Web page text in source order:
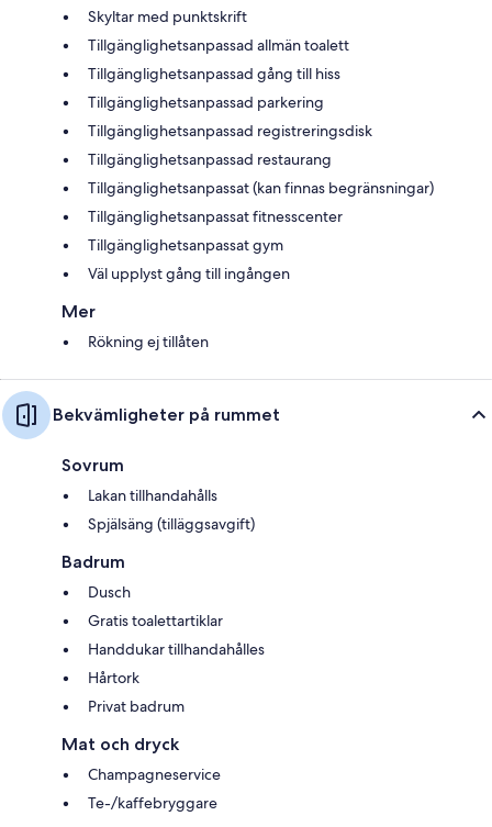
Skyltar med punktskrift
Tillgänglighetsanpassad allmän toalett
Tillgänglighetsanpassad gång till hiss
Tillgänglighetsanpassad parkering
Tillgänglighetsanpassad registreringsdisk
Tillgänglighetsanpassad restaurang
Tillgänglighetsanpassat (kan finnas begränsningar)
Tillgänglighetsanpassat fitnesscenter
Tillgänglighetsanpassat gym
Väl upplyst gång till ingången
Mer
Rökning ej tillåten
Bekvämligheter på rummet
Sovrum
Lakan tillhandahålls
Spjälsäng (tilläggsavgift)
Badrum
Dusch
Gratis toalettartiklar
Handdukar tillhandahålles
Hårtork
Privat badrum
Mat och dryck
Champagneservice
Te-/kaffebryggare